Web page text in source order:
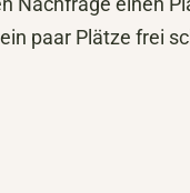
paar Plätze frei